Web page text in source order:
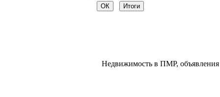
Недвижимость в ПМР, объявления